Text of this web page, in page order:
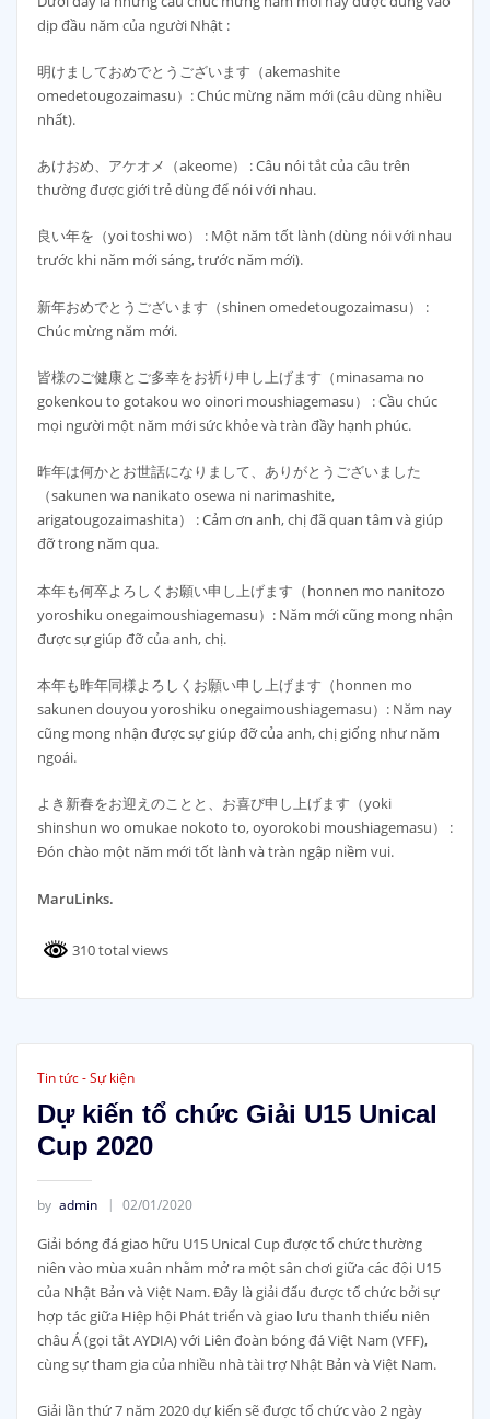
dịp đầu năm của người Nhật :
明けましておめでとうございます（akemashite
omedetougozaimasu）: Chúc mừng năm mới (câu dùng nhiều
nhất).
あけおめ、アケオメ（akeome） : Câu nói tắt của câu trên
thường được giới trẻ dùng để nói với nhau.
良い年を（yoi toshi wo） : Một năm tốt lành (dùng nói với nhau
trước khi năm mới sáng, trước năm mới).
新年おめでとうございます（shinen omedetougozaimasu） :
Chúc mừng năm mới.
皆様のご健康とご多幸をお祈り申し上げます（minasama no
gokenkou to gotakou wo oinori moushiagemasu） : Cầu chúc
mọi người một năm mới sức khỏe và tràn đầy hạnh phúc.
昨年は何かとお世話になりまして、ありがとうございました
（sakunen wa nanikato osewa ni narimashite,
arigatougozaimashita） : Cảm ơn anh, chị đã quan tâm và giúp
đỡ trong năm qua.
本年も何卒よろしくお願い申し上げます（honnen mo nanitozo
yoroshiku onegaimoushiagemasu）: Năm mới cũng mong nhận
được sự giúp đỡ của anh, chị.
本年も昨年同様よろしくお願い申し上げます（honnen mo
sakunen douyou yoroshiku onegaimoushiagemasu）: Năm nay
cũng mong nhận được sự giúp đỡ của anh, chị giống như năm
ngoái.
よき新春をお迎えのことと、お喜び申し上げます（yoki
shinshun wo omukae nokoto to, oyorokobi moushiagemasu） :
Đón chào một năm mới tốt lành và tràn ngập niềm vui.
MaruLinks.
310 total views
Tin tức - Sự kiện
Dự kiến tổ chức Giải U15 Unical
Cup 2020
by admin 02/01/2020
Giải bóng đá giao hữu U15 Unical Cup được tổ chức thường
niên vào mùa xuân nhằm mở ra một sân chơi giữa các đội U15
của Nhật Bản và Việt Nam. Đây là giải đấu được tổ chức bởi sự
hợp tác giữa Hiệp hội Phát triển và giao lưu thanh thiếu niên
châu Á (gọi tắt AYDIA) với Liên đoàn bóng đá Việt Nam (VFF),
cùng sự tham gia của nhiều nhà tài trợ Nhật Bản và Việt Nam.
Giải lần thứ 7 năm 2020 dự kiến sẽ được tổ chức vào 2 ngày